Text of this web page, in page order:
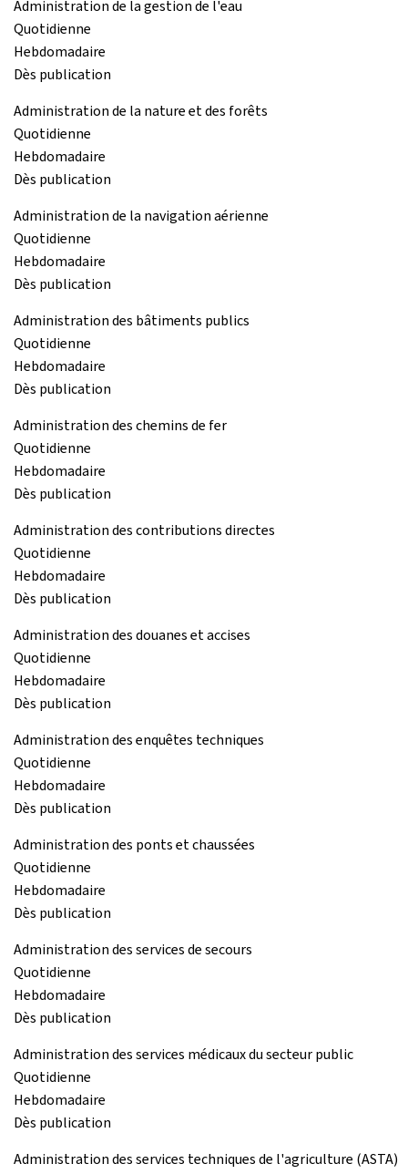
Administration de la gestion de l'eau
Quotidienne
Hebdomadaire
Dès publication
Administration de la nature et des forêts
Quotidienne
Hebdomadaire
Dès publication
Administration de la navigation aérienne
Quotidienne
Hebdomadaire
Dès publication
Administration des bâtiments publics
Quotidienne
Hebdomadaire
Dès publication
Administration des chemins de fer
Quotidienne
Hebdomadaire
Dès publication
Administration des contributions directes
Quotidienne
Hebdomadaire
Dès publication
Administration des douanes et accises
Quotidienne
Hebdomadaire
Dès publication
Administration des enquêtes techniques
Quotidienne
Hebdomadaire
Dès publication
Administration des ponts et chaussées
Quotidienne
Hebdomadaire
Dès publication
Administration des services de secours
Quotidienne
Hebdomadaire
Dès publication
Administration des services médicaux du secteur public
Quotidienne
Hebdomadaire
Dès publication
Administration des services techniques de l'agriculture (ASTA)